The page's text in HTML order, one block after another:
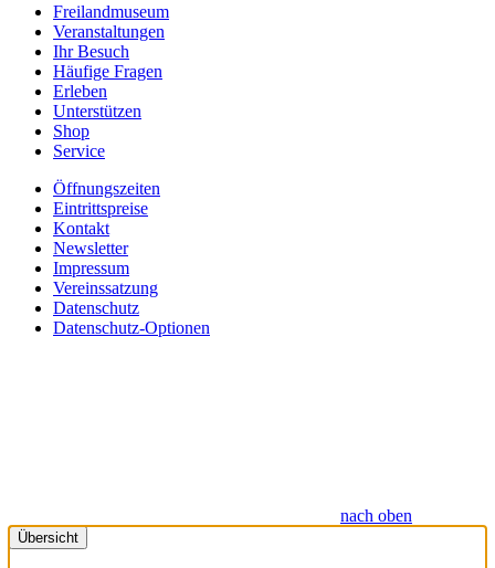
Freilandmuseum
Veranstaltungen
Ihr Besuch
Häufige Fragen
Erleben
Unterstützen
Shop
Service
Öffnungszeiten
Eintrittspreise
Kontakt
Newsletter
Impressum
Vereinssatzung
Datenschutz
Datenschutz-Optionen
nach oben
Übersicht